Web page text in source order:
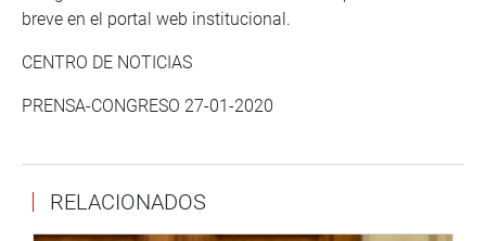
breve en el portal web institucional.
CENTRO DE NOTICIAS
PRENSA-CONGRESO 27-01-2020
RELACIONADOS